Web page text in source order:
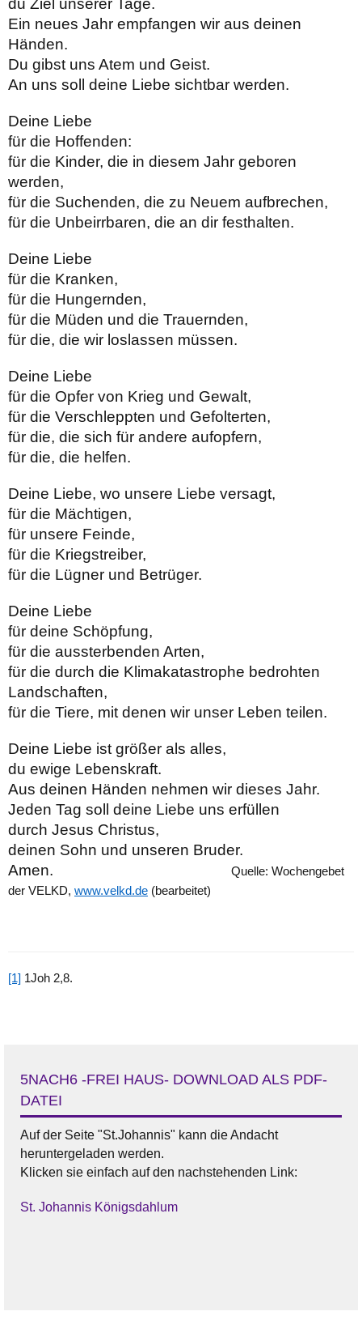
du Ziel unserer Tage.
Ein neues Jahr empfangen wir aus deinen
Händen.
Du gibst uns Atem und Geist.
An uns soll deine Liebe sichtbar werden.
Deine Liebe
für die Hoffenden:
für die Kinder, die in diesem Jahr geboren
werden,
für die Suchenden, die zu Neuem aufbrechen,
für die Unbeirrbaren, die an dir festhalten.
Deine Liebe
für die Kranken,
für die Hungernden,
für die Müden und die Trauernden,
für die, die wir loslassen müssen.
Deine Liebe
für die Opfer von Krieg und Gewalt,
für die Verschleppten und Gefolterten,
für die, die sich für andere aufopfern,
für die, die helfen.
Deine Liebe, wo unsere Liebe versagt,
für die Mächtigen,
für unsere Feinde,
für die Kriegstreiber,
für die Lügner und Betrüger.
Deine Liebe
für deine Schöpfung,
für die aussterbenden Arten,
für die durch die Klimakatastrophe bedrohten
Landschaften,
für die Tiere, mit denen wir unser Leben teilen.
Deine Liebe ist größer als alles,
du ewige Lebenskraft.
Aus deinen Händen nehmen wir dieses Jahr.
Jeden Tag soll deine Liebe uns erfüllen
durch Jesus Christus,
deinen Sohn und unseren Bruder.
Amen.
Quelle: Wochengebet
der VELKD, www.velkd.de (bearbeitet)
[1] 1Joh 2,8.
5NACH6 -FREI HAUS- DOWNLOAD ALS PDF-
DATEI
Auf der Seite "St.Johannis" kann die Andacht
heruntergeladen werden.
Klicken sie einfach auf den nachstehenden Link:
St. Johannis Königsdahlum